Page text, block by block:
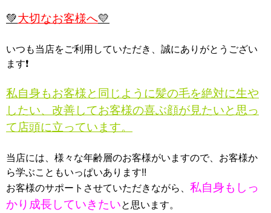
💚大切なお客様へ💛
いつも当店をご利用していただき、誠にありがとうござい
ます❗
私自身もお客様と同じように髪の毛を絶対に生や
したい、改善してお客様の喜ぶ顔が見たいと思っ
て店頭に立っています。
当店には、様々な年齢層のお客様がいますので、お客様か
ら学ぶこともいっぱいあります!!
お客様のサポートさせていただきながら、 私自身もしっ
かり成長していきたいと思います。